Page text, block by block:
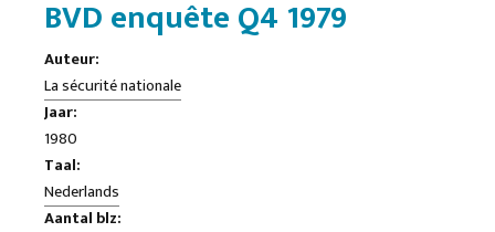
BVD enquête Q4 1979
Auteur:
La sécurité nationale
Jaar:
1980
Taal:
Nederlands
Aantal blz: